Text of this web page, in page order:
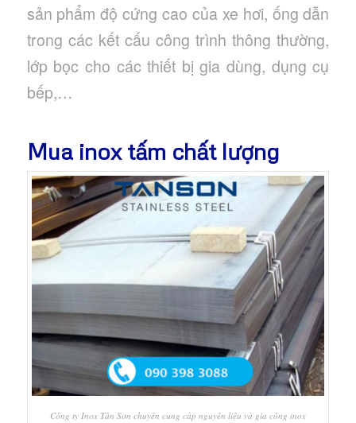
sản phẩm độ cứng cao của xe hơi, ống dẫn
trong các kết cấu công trình thông thường,
lớp bọc cho các thiết bị gia dùng, dụng cụ
bếp,…
Mua inox tấm chất lượng
Công ty Inox Tân Sơn chuyên cung cấp nguyên liệu và gia công inox